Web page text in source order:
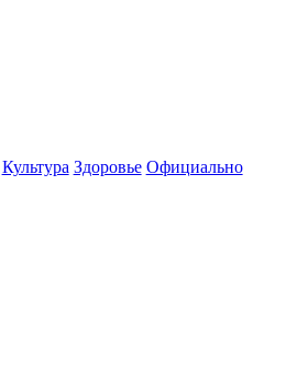
Культура Здоровье Официально